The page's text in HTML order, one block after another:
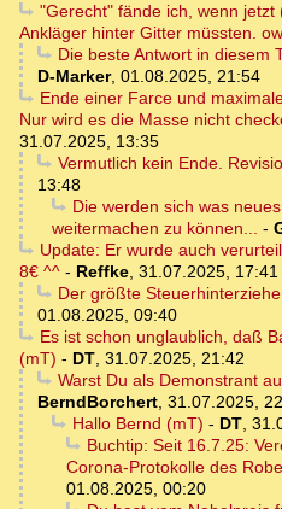
"Gerecht" fände ich, wenn
Ankläger hinter Gitter müssten.
Die beste Antwort in diesem
D-Marker, 01.08.2025, 21:54
Ende einer Farce und
Nur wird es die Masse nicht
31.07.2025, 13:35
Vermutlich kein Ende.
13:48
Die werden sich was
weitermachen zu können... -
Update: Er wurde auch
8€ ^^ - Reffke, 31.07.2025, 17:41
Der größte
01.08.2025, 09:40
Es ist schon unglaublich, daß
(mT) - DT, 31.07.2025, 21:42
Warst Du als Demonstrant
BerndBorchert, 31.07.2025,
Hallo Bernd (mT) - DT,
Buchtip: Seit 16.7.25:
Corona-Protokolle des
01.08.2025, 00:20